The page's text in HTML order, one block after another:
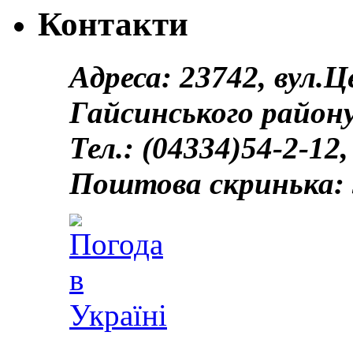
Контакти
Адреса: 23742,
Гайсинського
Тел.: (04334)54-2-
Поштова скринька: